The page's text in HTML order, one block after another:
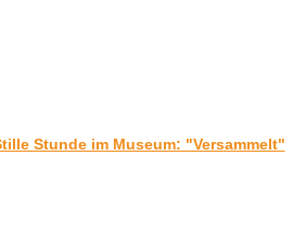
Stunde im Museum: "Versammelt"